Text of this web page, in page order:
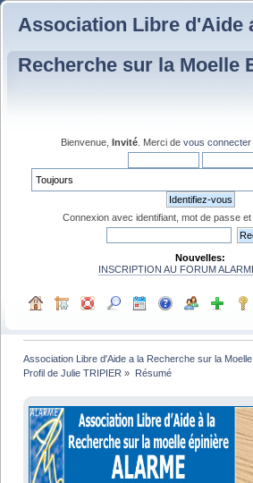
Association Libre d'Aide
Recherche sur la Moelle
Bienvenue, Invité . Merci de vous connecter
Connexion avec identifiant, mot de passe
Nouvelles:
INSCRIPTION AU FORUM
Association Libre d'Aide a la Recherche sur la
Profil de Julie TRIPIER » Résumé